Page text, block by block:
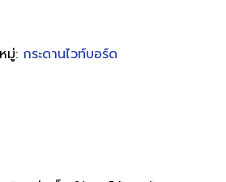
มู่: กระดานไวท์บอร์ด